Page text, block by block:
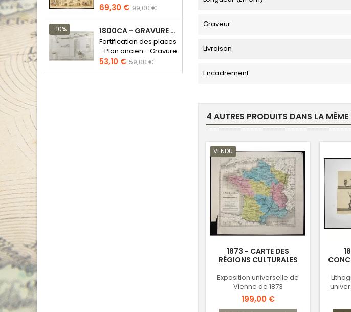
Prix
69,30 € Prix
de
base
99,00 €
-10% 1800CA - GRAVURE ARCHITECTURE MILITAIRE - ATTAQUE ET DÉFENSE
Fortification des places
- Plan ancien - Gravure
en taille douce
Prix
53,10 € Prix
de
59,00 €
Graveur
Livraison
Encadrement
4 AUTRES PRODUITS DANS LA
VENDU
1873 - CARTE DES
RÉGIONS CULTURALES
Exposition universelle de
Vienne de 1873
Prix
199,00 €